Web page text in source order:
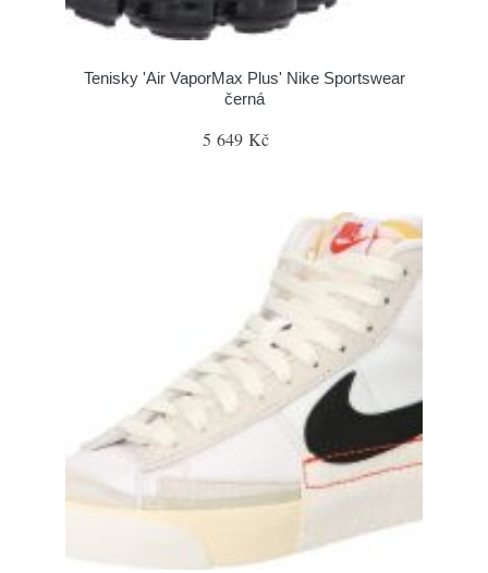
Tenisky 'Air VaporMax Plus' Nike Sportswear
černá
5 649 Kč